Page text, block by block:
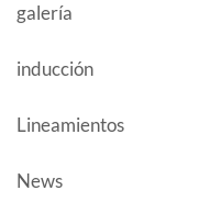
galería
inducción
Lineamientos
News